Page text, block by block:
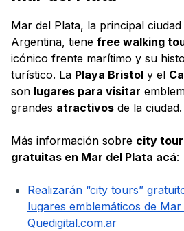
Mar del Plata, la principal
Argentina, tiene free walking
icónico frente marítimo y su
turístico. La Playa Bristol y el
son lugares para visitar
grandes atractivos de la ciudad.
Más información sobre city
gratuitas en Mar del Plata acá:
Realizarán “city tours”
lugares emblemáticos de
Quedigital.com.ar